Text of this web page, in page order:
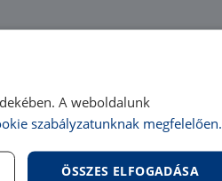
A weboldalunk
szabályzatunknak megfelelően.
ÖSSZES ELFOGADÁSA